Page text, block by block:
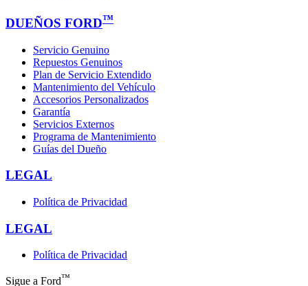
DUEÑOS FORD™
Servicio Genuino
Repuestos Genuinos
Plan de Servicio Extendido
Mantenimiento del Vehículo
Accesorios Personalizados
Garantía
Servicios Externos
Programa de Mantenimiento
Guías del Dueño
LEGAL
Política de Privacidad
LEGAL
Política de Privacidad
Sigue a Ford™